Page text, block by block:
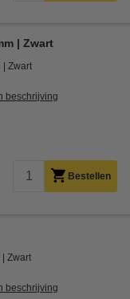
| Zwart
Zwart
beschrijving
Bestellen
Zwart
beschrijving